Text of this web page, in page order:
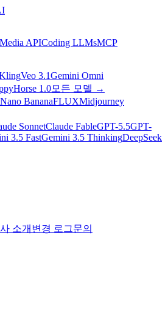
Media APICoding LLMsMCP
Veo 3.1Gemini Omni
1.0모든 모델 →
Nano BananaFLUXMidjourney
SonnetClaude FableGPT-5.5GPT-
3.5 FastGemini 3.5 ThinkingDeepSeek
소개 변경 로그문의